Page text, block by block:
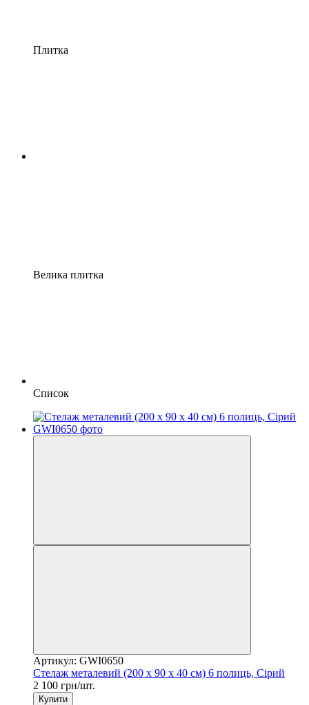
Плитка
Велика плитка
Список
Артикул: GWI0650
Стелаж металевий (200 x 90 x 40 см) 6 полиць, Сірий
2 100 грн/шт.
Купити